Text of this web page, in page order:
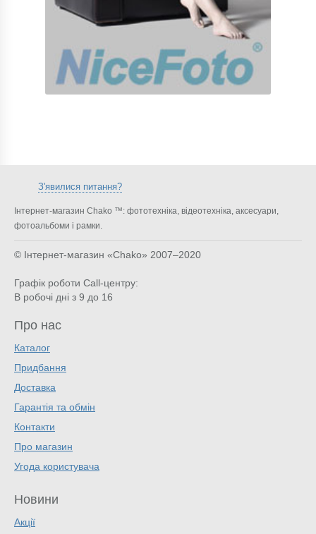
З'явилися питання?
Інтернет-магазин Chako ™: фототехніка, відеотехніка, аксесуари,
фотоальбоми і рамки.
© Інтернет-магазин «Chako» 2007–2020
Графік роботи Call-центру:
В робочі дні з 9 до 16
Про нас
Каталог
Придбання
Доставка
Гарантія та обмін
Контакти
Про магазин
Угода користувача
Новини
Акції